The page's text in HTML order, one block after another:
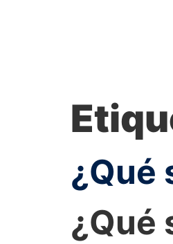
¿Qué
¿Qué